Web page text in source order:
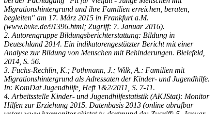
Migrationshintergrund und ihre Familien erreichen, beraten,
begleiten" am 17. März 2015 in Frankfurt a.M.
(www.bvke.de/91396.html; Zugriff: 7. Januar 2016).
2. Autorengruppe Bildungsberichterstattung: ­Bildung in
Deutschland 2014. Ein indikatorengestützter Bericht mit einer
Analyse zur ­Bildung von Menschen mit Behinderungen. ­Bielefeld,
2014, S. 56.
3. Fuchs-Rechlin, K.; Pothmann, J.; Wilk, A.: ­Familien mit
Migrationshintergrund als Adressaten der Kinder- und Jugendhilfe.
In: KomDat Jugendhilfe, Heft 1&2/2011, S. 7-11.
4. Arbeitsstelle Kinder- und Jugend­­­­hilfestatistik (AKJStat): Monitor
Hilfen zur Erziehung 2015. Datenbasis 2013 (online abrufbar